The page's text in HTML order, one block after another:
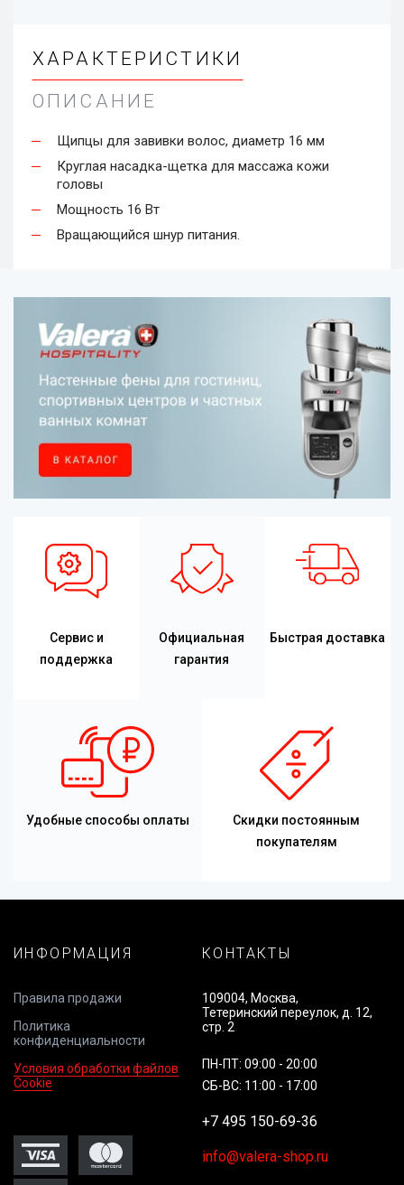
ХАРАКТЕРИСТИКИ
ОПИСАНИЕ
Щипцы для завивки волос, диаметр 16 мм
Круглая насадка-щетка для массажа кожи
головы
Мощность 16 Вт
Вращающийся шнур питания.
Сервис и
поддержка
Официальная
гарантия
Быстрая доставка
Удобные способы оплаты
Скидки постоянным
покупателям
ИНФОРМАЦИЯ
Правила продажи
Политика
конфиденциальности
Условия обработки файлов
Cookie
КОНТАКТЫ
109004, Москва,
Тетеринский переулок, д. 12,
стр. 2
ПН-ПТ: 09:00 - 20:00
СБ-ВС: 11:00 - 17:00
+7 495 150-69-36
info@valera-shop.ru